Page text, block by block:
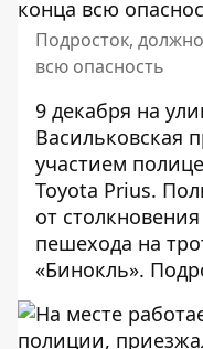
Подросток,
всю опасность
9 декабря на
Васильковская
участием
Toyota Prius.
от
пешехода на
«Бинокль».